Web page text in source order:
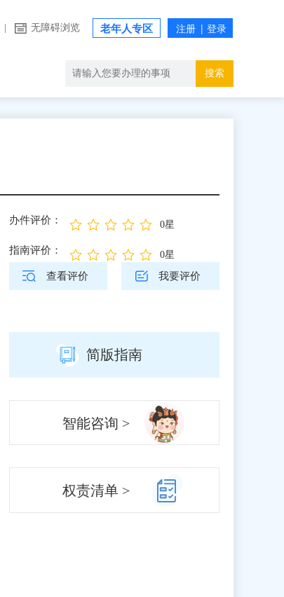
无障碍浏览 老年人专区
搜索
办件评价： 0星
指南评价： 0星
查看评价 我要评价
简版指南
智能咨询 >
权责清单 >